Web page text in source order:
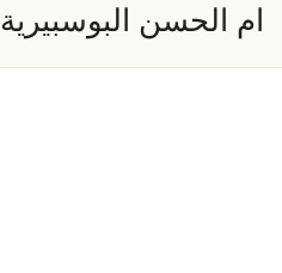
ام الحسن البوسبيرية